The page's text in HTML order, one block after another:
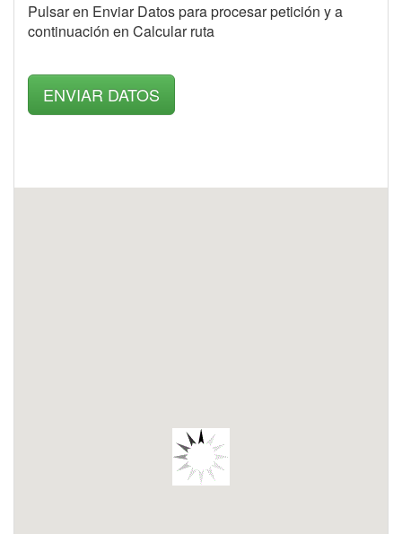
Pulsar en Enviar Datos para procesar petición y a
continuación en Calcular ruta